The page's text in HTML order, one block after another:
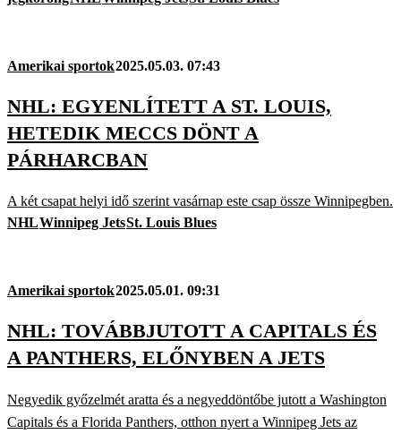
Amerikai sportok2025.05.03. 07:43
NHL: EGYENLÍTETT A ST. LOUIS,
HETEDIK MECCS DÖNT A
PÁRHARCBAN
A két csapat helyi idő szerint vasárnap este csap össze Winnipegben.
NHLWinnipeg JetsSt. Louis Blues
Amerikai sportok2025.05.01. 09:31
NHL: TOVÁBBJUTOTT A CAPITALS ÉS
A PANTHERS, ELŐNYBEN A JETS
Negyedik győzelmét aratta és a negyeddöntőbe jutott a Washington
Capitals és a Florida Panthers, otthon nyert a Winnipeg Jets az